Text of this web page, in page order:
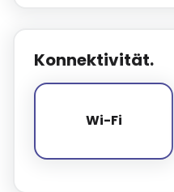
Konnektivität.
Wi-Fi
Wi-Fi